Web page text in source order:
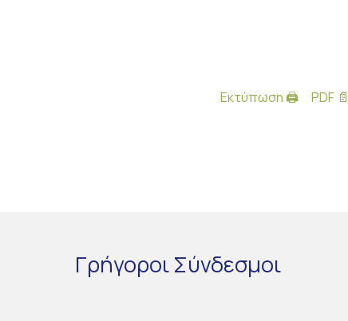
Εκτύπωση 🖨 PDF 📄
ΓρήγοροιΣύνδεσμοι